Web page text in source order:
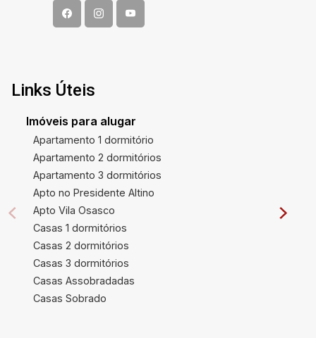
Links Úteis
Imóveis para alugar
Apartamento 1 dormitório
Apartamento 2 dormitórios
Apartamento 3 dormitórios
Apto no Presidente Altino
Apto Vila Osasco
Casas 1 dormitórios
Casas 2 dormitórios
Casas 3 dormitórios
Casas Assobradadas
Casas Sobrado